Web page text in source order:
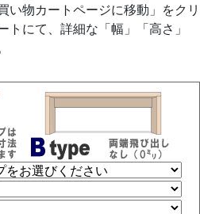
い物カートページに移動」をクリ
トにて、詳細な「幅」「高さ」